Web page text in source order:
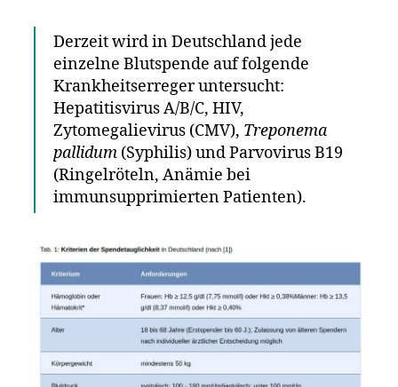
Derzeit wird in Deutschland jede
einzelne Blutspende auf folgende
Krankheitserreger untersucht:
Hepatitisvirus A/B/C, HIV,
Zytomegalievirus (CMV), Treponema
pallidum (Syphilis) und Parvovirus B19
(Ringelröteln, Anämie bei
immunsupprimierten Patienten).